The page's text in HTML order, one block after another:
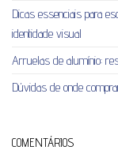
Dicas essenciais para
identidade visual
Arruelas de alumínio:
Dúvidas de onde
COMENTÁRIOS